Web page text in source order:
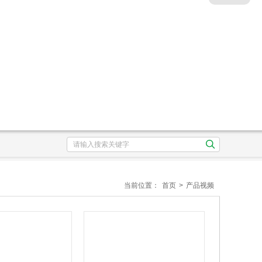
当前位置： 首页 > 产品视频